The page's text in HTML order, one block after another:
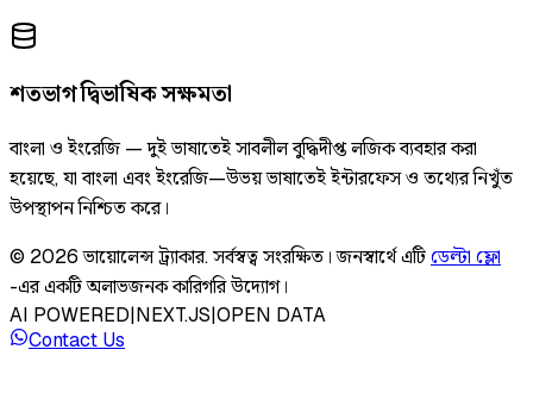
শতভাগ দ্বিভাষিক সক্ষমতা
বাংলা ও ইংরেজি — দুই ভাষাতেই সাবলীল বুদ্ধিদীপ্ত লজিক ব্যবহার করা
হয়েছে, যা বাংলা এবং ইংরেজি—উভয় ভাষাতেই ইন্টারফেস ও তথ্যের নিখুঁত
উপস্থাপন নিশ্চিত করে।
© 2026 ভায়োলেন্স ট্র্যাকার.সর্বস্বত্ব সংরক্ষিত। জনস্বার্থে এটিডেল্টা ফ্লো
-এর একটি অলাভজনক কারিগরি উদ্যোগ।
AI POWERED|NEXT.JS|OPEN DATA
Contact Us